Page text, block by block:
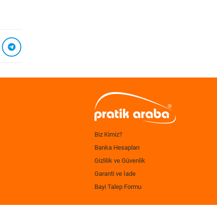
Biz Kimiz?
Banka Hesapları
Gizlilik ve Güvenlik
Garanti ve İade
Bayi Talep Formu